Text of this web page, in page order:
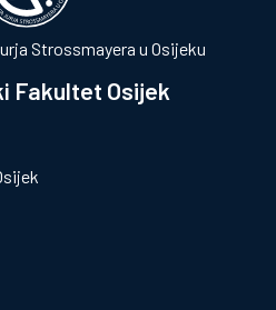
Strossmayera u Osijeku
Fakultet Osijek